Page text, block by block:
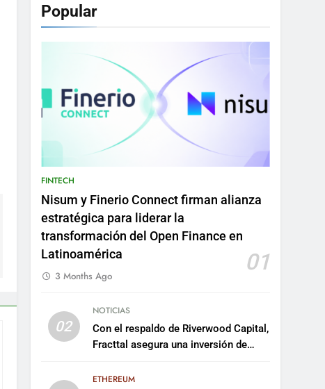
Popular
FINTECH
Nisum y Finerio Connect firman alianza
estratégica para liderar la
transformación del Open Finance en
Latinoamérica
01
3 Months Ago
02
NOTICIAS
Con el respaldo de Riverwood Capital,
Fracttal asegura una inversión de
plataforma
ETHEREUM